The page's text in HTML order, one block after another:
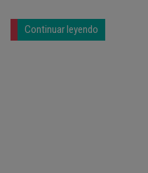
Continuar leyendo